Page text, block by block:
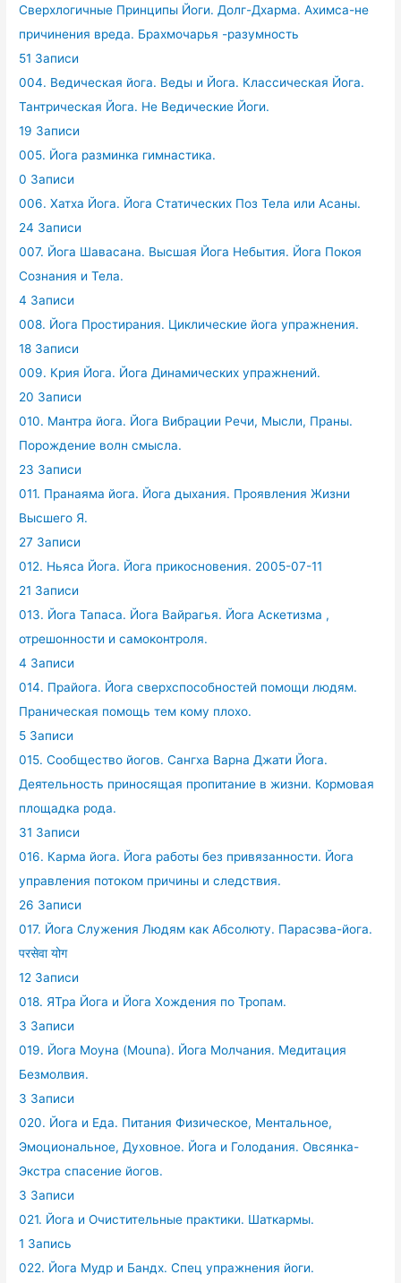
Сверхлогичные Принципы Йоги. Долг-Дхарма. Ахимса-не
причинения вреда. Брахмочарья -разумность
51 Записи
004. Ведическая йога. Веды и Йога. Классическая Йога.
Тантрическая Йога. Не Ведические Йоги.
19 Записи
005. Йога разминка гимнастика.
0 Записи
006. Хатха Йога. Йога Статических Поз Тела или Асаны.
24 Записи
007. Йога Шавасана. Высшая Йога Небытия. Йога Покоя
Сознания и Тела.
4 Записи
008. Йога Простирания. Циклические йога упражнения.
18 Записи
009. Крия Йога. Йога Динамических упражнений.
20 Записи
010. Мантра йога. Йога Вибрации Речи, Мысли, Праны.
Порождение волн смысла.
23 Записи
011. Пранаяма йога. Йога дыхания. Проявления Жизни
Высшего Я.
27 Записи
012. Ньяса Йога. Йога прикосновения. 2005-07-11
21 Записи
013. Йога Тапаса. Йога Вайрагья. Йога Аскетизма ,
отрешонности и самоконтроля.
4 Записи
014. Прайога. Йога сверхспособностей помощи людям.
Праническая помощь тем кому плохо.
5 Записи
015. Сообщество йогов. Сангха Варна Джати Йога.
Деятельность приносящая пропитание в жизни. Кормовая
площадка рода.
31 Записи
016. Карма йога. Йога работы без привязанности. Йога
управления потоком причины и следствия.
26 Записи
017. Йога Служения Людям как Абсолюту. Парасэва-йога.
परसेवा योग
12 Записи
018. ЯТра Йога и Йога Хождения по Тропам.
3 Записи
019. Йога Моуна (Mouna). Йога Молчания. Медитация
Безмолвия.
3 Записи
020. Йога и Еда. Питания Физическое, Ментальное,
Эмоциональное, Духовное. Йога и Голодания. Овсянка-
Экстра спасение йогов.
3 Записи
021. Йога и Очистительные практики. Шаткармы.
1 Запись
022. Йога Мудр и Бандх. Спец упражнения йоги.